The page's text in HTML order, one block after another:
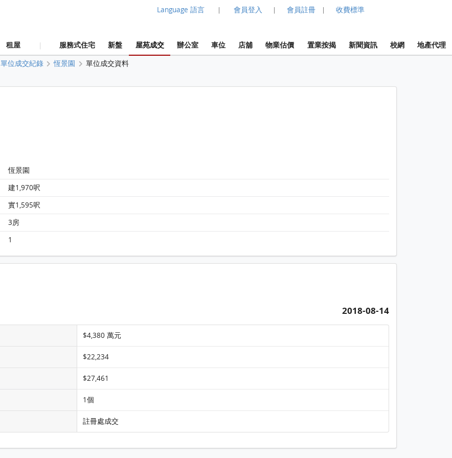
Language 語言 | 會員登入 | 會員註冊 | 收費標準
租屋 | 服務式住宅 新盤 屋苑成交 辦公室 車位 店舖 物業估價 置業按揭 新聞資訊 校網 地產代理
單位成交紀錄 恆景園 單位成交資料
恆景園
建1,970呎
實1,595呎
3房
1
2018-08-14
$4,380 萬元
$22,234
$27,461
1個
註冊處成交